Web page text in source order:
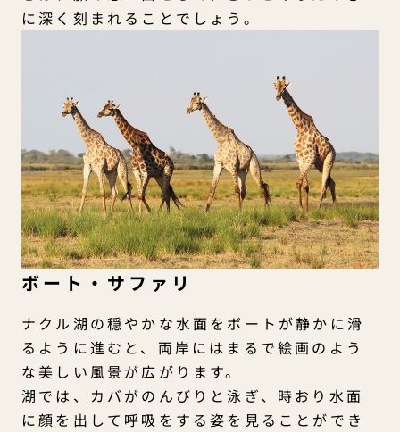
に深く刻まれることでしょう。
ボート・サファリ
ナクル湖の穏やかな水面をボートが静かに滑
るように進むと、両岸にはまるで絵画のよう
な美しい風景が広がります。
湖では、カバがのんびりと泳ぎ、時おり水面
に顔を出して呼吸をする姿を見ることができ